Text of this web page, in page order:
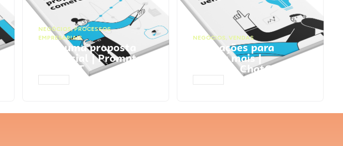
NEGÓCIOS,PROCESSOS
EMPRESARIAIS
Faça uma proposta
comercial | Prompts
ChatGPT
NEGÓCIOS, VENDAS
Faça ações para
vender mais |
Prompts ChatGPT